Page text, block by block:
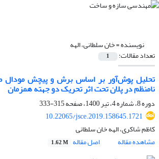
نویسنده =خان سلطانی، الهه
تعداد مقالات: 1
تحلیل پوش‌آور بر اساس برش و پیچش مودال
نامنظم در پلان تحت اثر تحریک دو جهته همزمان
دوره 8، شماره 4، تیر 1400، صفحه
315-333
10.22065/jsce.2019.158645.1721
کاظم شاکری، الهه خان سلطانی
مشاهده مقاله
اصل مقاله 1.62 M